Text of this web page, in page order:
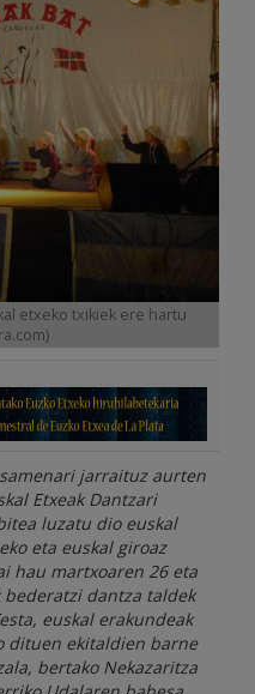
etxeko txikiek ere hartu
jarraituz aurten
Etxeak Dantzari
luzatu dio euskal
eta euskal giroaz
hau martxoaren 26 eta
dantza taldek
euskal erakundeak
dituen ekitaldien barne
bertako Nekazaritza